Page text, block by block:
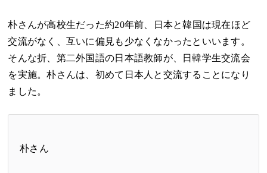
朴さんが高校生だった約20年前、日本と韓国は現在ほど
交流がなく、互いに偏見も少なくなかったといいます。
そんな折、第二外国語の日本語教師が、日韓学生交流会
を実施。朴さんは、初めて日本人と交流することになり
ました。
朴さん